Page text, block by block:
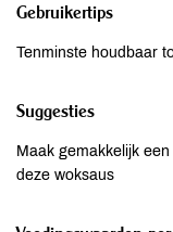
Gebruikertips
Tenminste houdbaar
Suggesties
Maak gemakkelijk
deze woksaus